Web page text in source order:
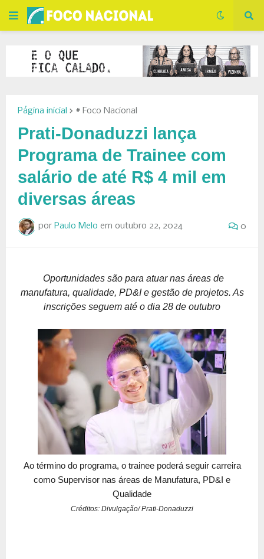
Página inicial # Foco Nacional
Prati-Donaduzzi lança
Programa de Trainee com
salário de até R$ 4 mil em
diversas áreas
por Paulo Melo em outubro 22, 2024 0
Oportunidades são para atuar nas áreas de
manufatura, qualidade, PD&I e gestão de projetos. As
inscrições seguem até o dia 28 de outubro
Ao término do programa, o trainee poderá seguir carreira
como Supervisor nas áreas de Manufatura, PD&I e
Qualidade
Créditos: Divulgação/ Prati-Donaduzzi